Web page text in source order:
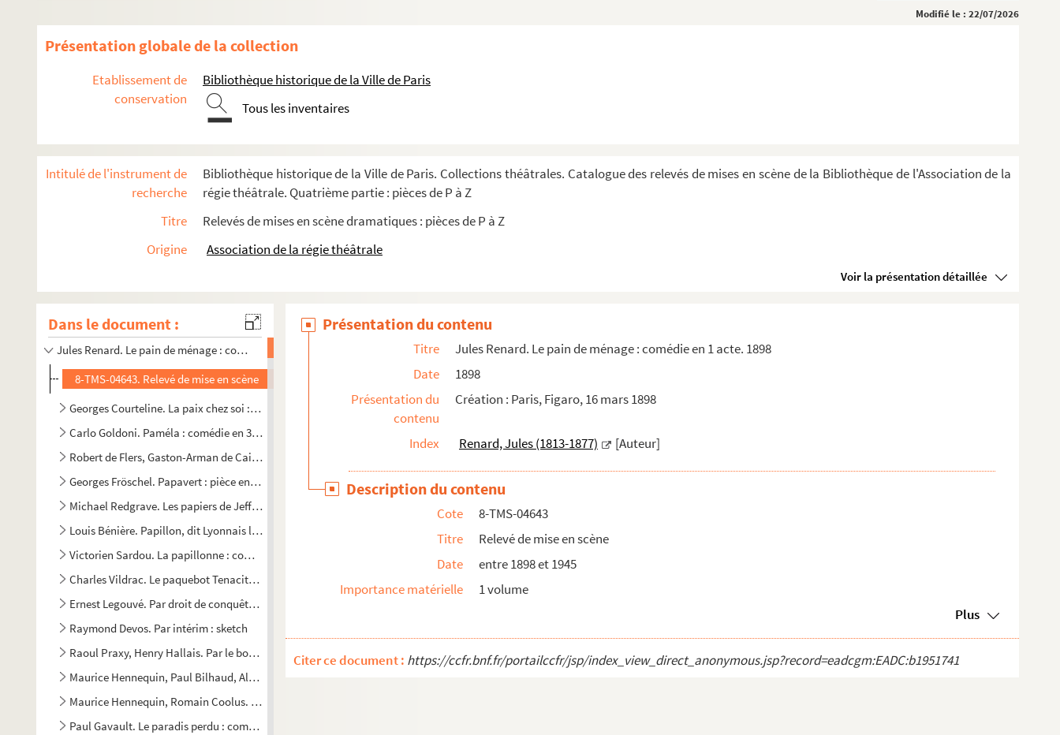
Modifié le : 22/07/2026
Présentation globale de la collection
Etablissement de
conservation
Bibliothèque historique de la Ville de Paris
Tous les inventaires
Intitulé de l'instrument de
recherche
Bibliothèque historique de la Ville de Paris. Collections théâtrales. Catalogue des relevés de mises en scène de la Bibliothèque de l'Association de la
régie théâtrale. Quatrième partie : pièces de P à Z
Titre
Relevés de mises en scène dramatiques : pièces de P à Z
Origine
Association de la régie théâtrale
Voir la présentation détaillée
Dans le document :
Jules Renard. Le pain de ménage : comédie en 1 acte. 1898
8-TMS-04643. Relevé de mise en scène
Georges Courteline. La paix chez soi : comédie en 1 acte. 1903
Carlo Goldoni. Paméla : comédie en 3 actes. 1793
Robert de Flers, Gaston-Arman de Caillavet. Papa : comédie en 3 actes. 1911
Georges Fröschel. Papavert : pièce en 3 actes et 5 tableaux adaptée par Loïc Le Gouriadec et Chas. K...
Michael Redgrave. Les papiers de Jeffrey Aspern : pièce en 3 actes. 1961
Louis Bénière. Papillon, dit Lyonnais le Juste : pièce en 3 actes. 1909
Victorien Sardou. La papillonne : comédie en 3 actes. 1862
Charles Vildrac. Le paquebot Tenacity : comédie en 3 actes. 1920
Ernest Legouvé. Par droit de conquête : comédie en 3 actes en prose. 1855
Raymond Devos. Par intérim : sketch
Raoul Praxy, Henry Hallais. Par le bout du nez : comédie-vaudeville en 3 actes. 1927
Maurice Hennequin, Paul Bilhaud, Albert Barré. Le Paradis : pièce en 3 actes. 1895
Maurice Hennequin, Romain Coolus. Le paradis fermé : comédie en 3 actes. 1921
Paul Gavault. Le paradis perdu : comédie en 4 actes. 1933
Présentation du contenu
Titre
Jules Renard. Le pain de ménage : comédie en 1 acte. 1898
Date
1898
Présentation du
contenu
Création : Paris, Figaro, 16 mars 1898
Index Renard, Jules (1813-1877) [Auteur]
Description du contenu
Cote
8-TMS-04643
Titre
Relevé de mise en scène
Date
entre 1898 et 1945
Importance matérielle
1 volume
Plus
Citer ce document : https://ccfr.bnf.fr/portailccfr/jsp/index_view_direct_anonymous.jsp?record=eadcgm:EADC:b1951741